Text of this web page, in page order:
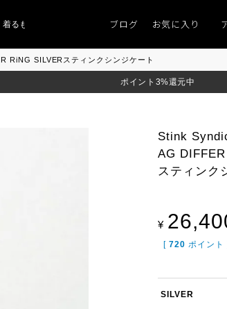
のがない」 「キレイなニット」 ポイント9％「マン
ブログ お気に入り
RiNG SILVERスティンクシンジケート
ポイント3%還元中
Stink
AG
スティンク
¥
[ 720 ポイント
SILVER